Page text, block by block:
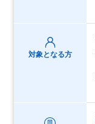
対象となる方